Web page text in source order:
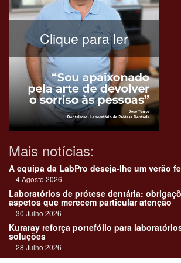
Clique para ler
Mais notícias:
A equipa da LabPro deseja-lhe um verão
4 Agosto 2026
Laboratórios de prótese dentária:
aspetos que merecem particular atenção
30 Julho 2026
Kuraray reforça portefólio para
soluções
28 Julho 2026